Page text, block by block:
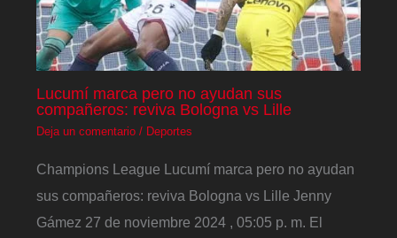
Lucumí marca pero no ayudan sus
compañeros: reviva Bologna vs Lille
Deja un comentario / Deportes
Champions League Lucumí marca pero no ayudan
sus compañeros: reviva Bologna vs Lille Jenny
Gámez 27 de noviembre 2024 , 05:05 p. m. El